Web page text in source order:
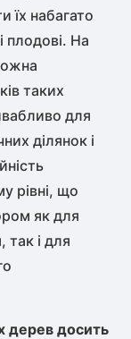
їх набагато
плодові. На
таких
для
ділянок і
рівні, що
як для
і для
дерев досить